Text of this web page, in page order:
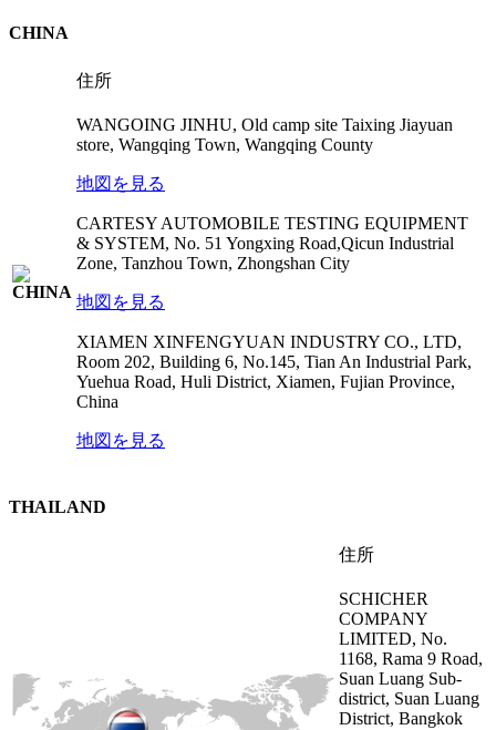
CHINA
住所
WANGOING JINHU, Old camp site Taixing Jiayuan
store, Wangqing Town, Wangqing County
地図を見る
CARTESY AUTOMOBILE TESTING EQUIPMENT
& SYSTEM, No. 51 Yongxing Road,Qicun Industrial
Zone, Tanzhou Town, Zhongshan City
地図を見る
XIAMEN XINFENGYUAN INDUSTRY CO., LTD,
Room 202, Building 6, No.145, Tian An Industrial Park,
Yuehua Road, Huli District, Xiamen, Fujian Province,
China
地図を見る
THAILAND
住所
SCHICHER
COMPANY
LIMITED, No.
1168, Rama 9 Road,
Suan Luang Sub-
district, Suan Luang
District, Bangkok